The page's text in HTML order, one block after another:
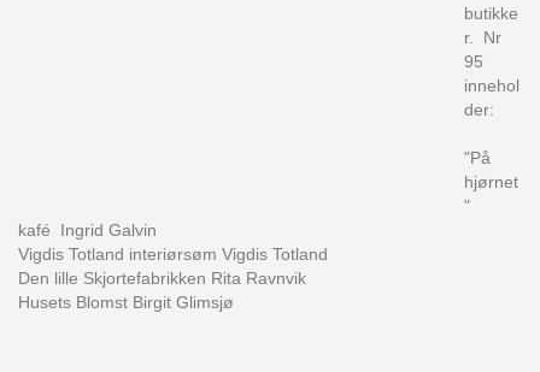
butikke
r. Nr
95
innehol
der:
"På
hjørnet
"
kafé Ingrid Galvin
Vigdis Totland interiørsøm Vigdis Totland
Den lille Skjortefabrikken Rita Ravnvik
Husets Blomst Birgit Glimsjø